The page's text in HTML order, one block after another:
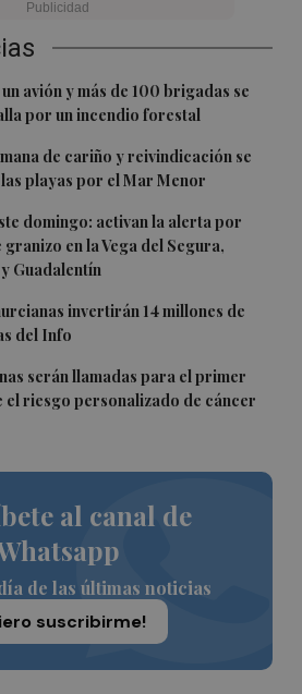
avión y más de 100 brigadas se
por un incendio forestal
de cariño y reivindicación se
playas por el Mar Menor
domingo: activan la alerta por
en la Vega del Segura,
Guadalentín
invertirán 14 millones de
del Info
serán llamadas para el primer
el riesgo personalizado de cáncer
al canal de
de las últimas noticias
suscribirme!